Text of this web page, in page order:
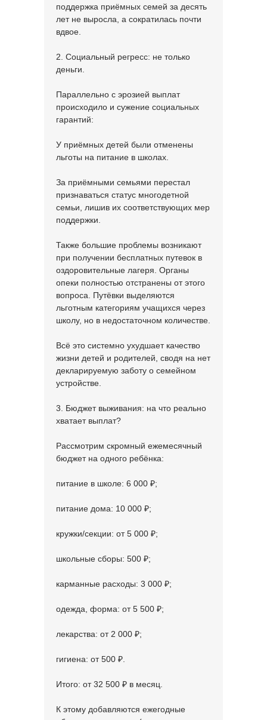
поддержка приёмных семей за десять
лет не выросла, а сократилась почти
вдвое.
2. Социальный регресс: не только
деньги.
Параллельно с эрозией выплат
происходило и сужение социальных
гарантий:
У приёмных детей были отменены
льготы на питание в школах.
За приёмными семьями перестал
признаваться статус многодетной
семьи, лишив их соответствующих мер
поддержки.
Также большие проблемы возникают
при получении бесплатных путевок в
оздоровительные лагеря. Органы
опеки полностью отстранены от этого
вопроса. Путёвки выделяются
льготным категориям учащихся через
школу, но в недостаточном количестве.
Всё это системно ухудшает качество
жизни детей и родителей, сводя на нет
декларируемую заботу о семейном
устройстве.
3. Бюджет выживания: на что реально
хватает выплат?
Рассмотрим скромный ежемесячный
бюджет на одного ребёнка:
питание в школе: 6 000 ₽;
питание дома: 10 000 ₽;
кружки/секции: от 5 000 ₽;
школьные сборы: 500 ₽;
карманные расходы: 3 000 ₽;
одежда, форма: от 5 500 ₽;
лекарства: от 2 000 ₽;
гигиена: от 500 ₽.
Итого: от 32 500 ₽ в месяц.
К этому добавляются ежегодные